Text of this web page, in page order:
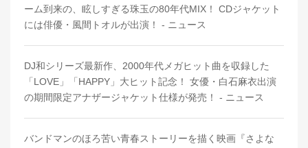
ーム到来の、眩しすぎる珠玉の80年代MIX！ CDジャケット
には俳優・風間トオルが出演！ - ニュース
DJ和シリーズ最新作、2000年代メガヒット曲を収録した
「LOVE」「HAPPY」大ヒット記念！ 女優・白石麻衣出演
の期間限定アナザージャケット仕様が発売！ - ニュース
バンドマンのほろ苦い⻘春ストーリーを描く映画『さよな